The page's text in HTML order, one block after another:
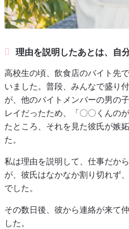
理由を説明したあとは、自
高校生の頃、飲食店のバイト先
いました。普段、みんなで盛り
が、他のバイトメンバーの男の
レイだったため、「〇〇くんの
たところ、それを見た彼氏が嫉
た。
私は理由を説明して、仕事だか
が、彼氏はなかなか割り切れず
でした。
その数日後、彼から連絡が来て
した。